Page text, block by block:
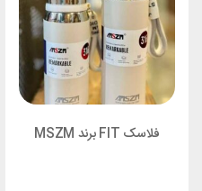
فلاسک FIT برند MSZM